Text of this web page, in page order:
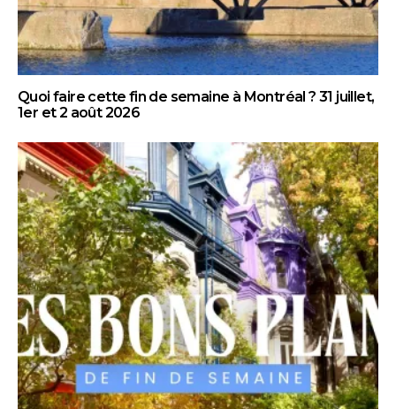
Quoi faire cette fin de semaine à Montréal ? 31 juillet,
1er et 2 août 2026